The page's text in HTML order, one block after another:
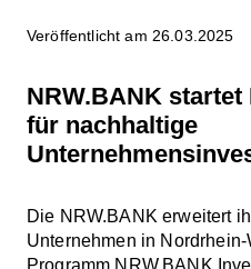
Veröffentlicht am 26.03.2025
NRW.BANK
für nachhaltige
Die NRW.BANK erweitert
Unternehmen in
Programm